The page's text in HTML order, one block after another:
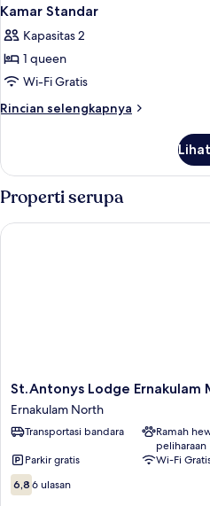
Kamar Standar
Kapasitas 2
1 queen
Wi-Fi Gratis
Rincian selengkapnya
Rincian
Kamar
Standar
Properti serupa
St.Antonys
Lodge
Ernakulam
Market
North
St.Antonys Lodge Ernakulam
Ernakulam North
Transportasi bandara
Ramah
peliharaan
Parkir gratis
Wi-Fi
6.8
dari
6,8 6 ulasan
St.Antonys Lodge Ernakulam